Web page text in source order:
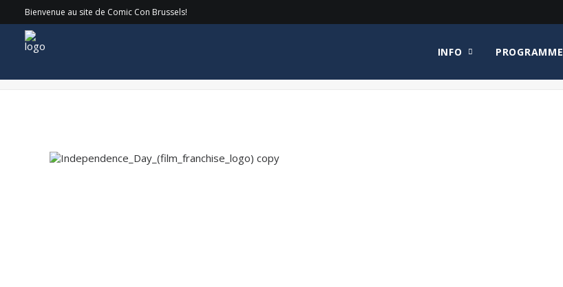
Bienvenue au site de Comic Con Brussels!
INFO PROGRAMME
Independence_Day_(film_franchise_logo) copy